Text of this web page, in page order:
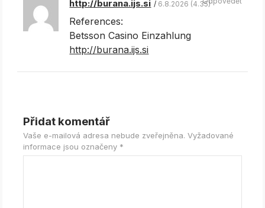
http://burana.ijs.si 6.8.2026 (4.35)
References:
Betsson Casino Einzahlung
http://burana.ijs.si
Přidat komentář
Vaše e-mailová adresa nebude zveřejněna. Vyžadované
informace jsou označeny *